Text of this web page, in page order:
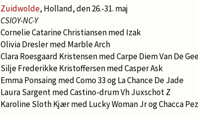
Zuidwolde, Holland, den 26.-31. maj
CSIOY-NC-Y
Cornelie Catarine Christiansen med Izak
Olivia Dresler med Marble Arch
Clara Roesgaard Kristensen med Carpe Diem Van De
Silje Frederikke Kristoffersen med Casper Ask
Emma Ponsaing med Como 33 og La Chance De Jade
Laura Sargent med Castino-drum Vh Juxschot Z
Karoline Sloth Kjær med Lucky Woman Jr og Chacca